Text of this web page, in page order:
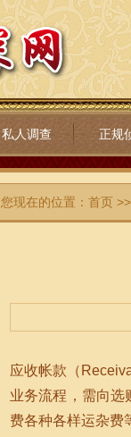
私人调查 正规
您现在的位置： 首页>>
应收帐款（
业务流程，需向选
费各种各样运杂费